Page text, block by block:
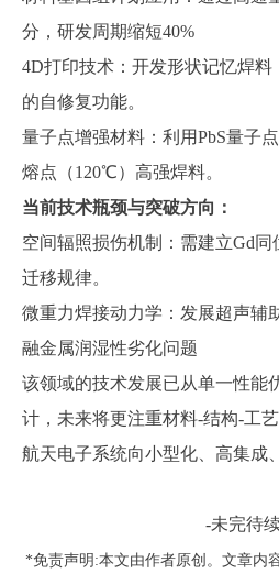
分，研发周期缩短40%
4D打印技术：开发形状记忆焊
的自修复功能。
量子点增强材料：利用PbS量子
熔点（120℃）高强焊料。
当前技术瓶颈与突破方向：
空间辐照损伤机制：需建立Gd同
迁移规律。
微重力焊接动力学：发展超声辅
融金属润湿性劣化问题
该领域的技术发展已从单一性能
计，未来将更注重材料-结构-工
航天电子系统向小型化、高集成
-未完待
*免责声明:本文由作者原创。文章内